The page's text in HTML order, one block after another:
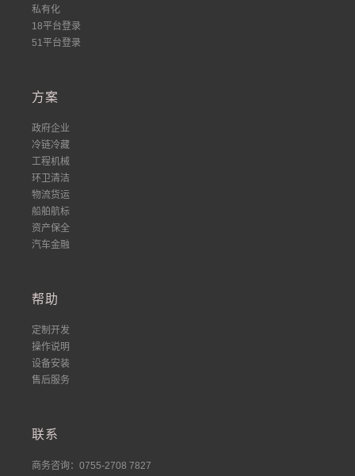
私有化
18平台登录
51平台登录
方案
政府企业
冷链冷藏
工程机械
环卫清洁
物流货运
船舶航标
资产保全
汽车金融
帮助
定制开发
操作说明
设备安装
售后服务
联系
商务咨询：0755-2708 7827